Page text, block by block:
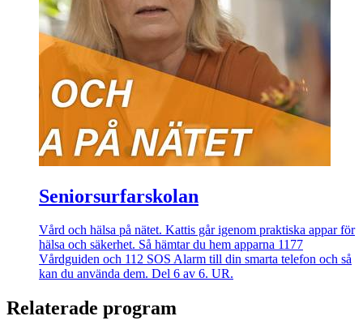
Seniorsurfarskolan
Vård och hälsa på nätet. Kattis går igenom praktiska appar för
hälsa och säkerhet. Så hämtar du hem apparna 1177
Vårdguiden och 112 SOS Alarm till din smarta telefon och så
kan du använda dem. Del 6 av 6. UR.
Relaterade program